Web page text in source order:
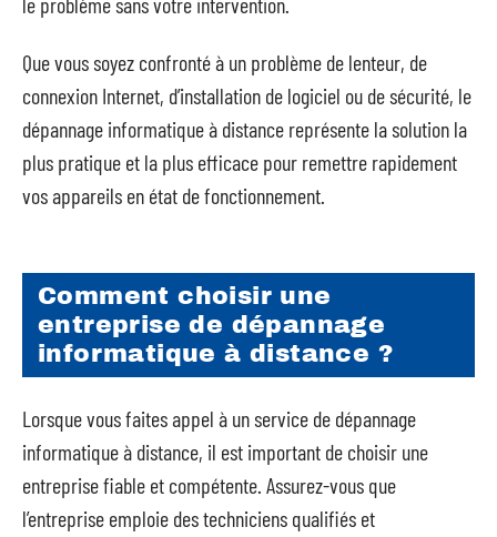
Que vous soyez confronté à un problème de lenteur, de
connexion Internet, d’installation de logiciel ou de sécurité, le
dépannage informatique à distance représente la solution la
plus pratique et la plus efficace pour remettre rapidement
vos appareils en état de fonctionnement.
Comment choisir une
entreprise de dépannage
informatique à distance ?
Lorsque vous faites appel à un service de dépannage
informatique à distance, il est important de choisir une
entreprise fiable et compétente. Assurez-vous que
l’entreprise emploie des techniciens qualifiés et